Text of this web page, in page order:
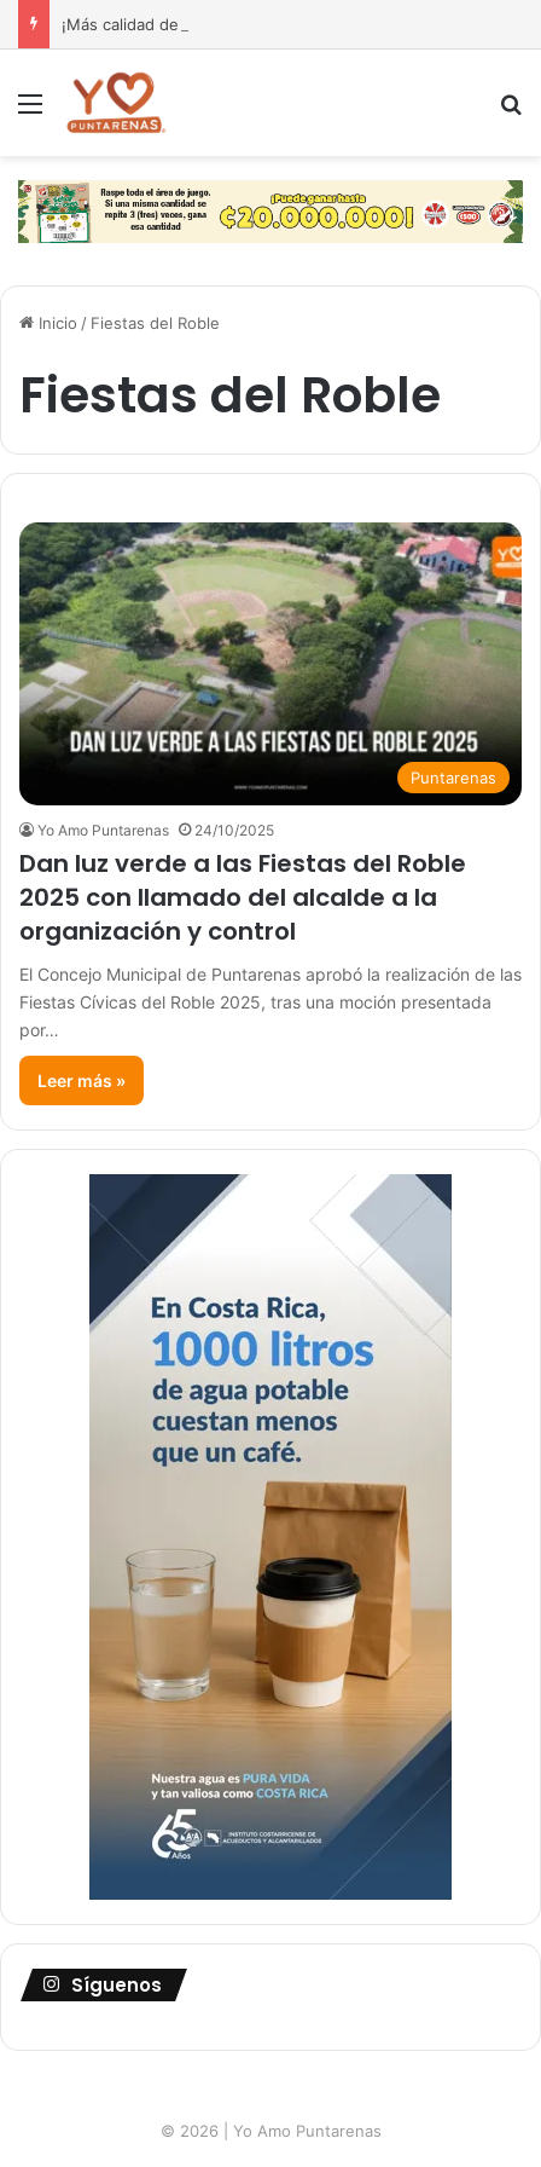
Menú
Inicio / Fiestas del Roble
Fiestas del Roble
Puntarenas
Yo Amo Puntarenas 24/10/2025
Dan luz verde a las Fiestas del Roble
2025 con llamado del alcalde a la
organización y control
El Concejo Municipal de Puntarenas aprobó la realización de las
Fiestas Cívicas del Roble 2025, tras una moción presentada
por…
Leer más »
Síguenos
© 2026 | Yo Amo Puntarenas